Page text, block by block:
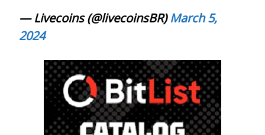
— Livecoins (@livecoinsBR)March 5,
2024